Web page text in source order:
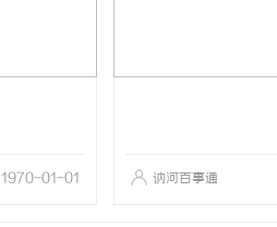
1970-01-01 讷河百事通